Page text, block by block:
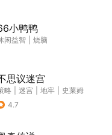
小鸭鸭
闲益智 烧脑
思议迷宫
略 迷宫 地牢
史莱姆
4.7